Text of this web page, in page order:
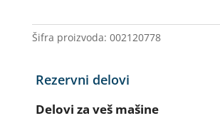
količina
Šifra proizvoda: 002120778
Rezervni delovi
Delovi za veš mašine